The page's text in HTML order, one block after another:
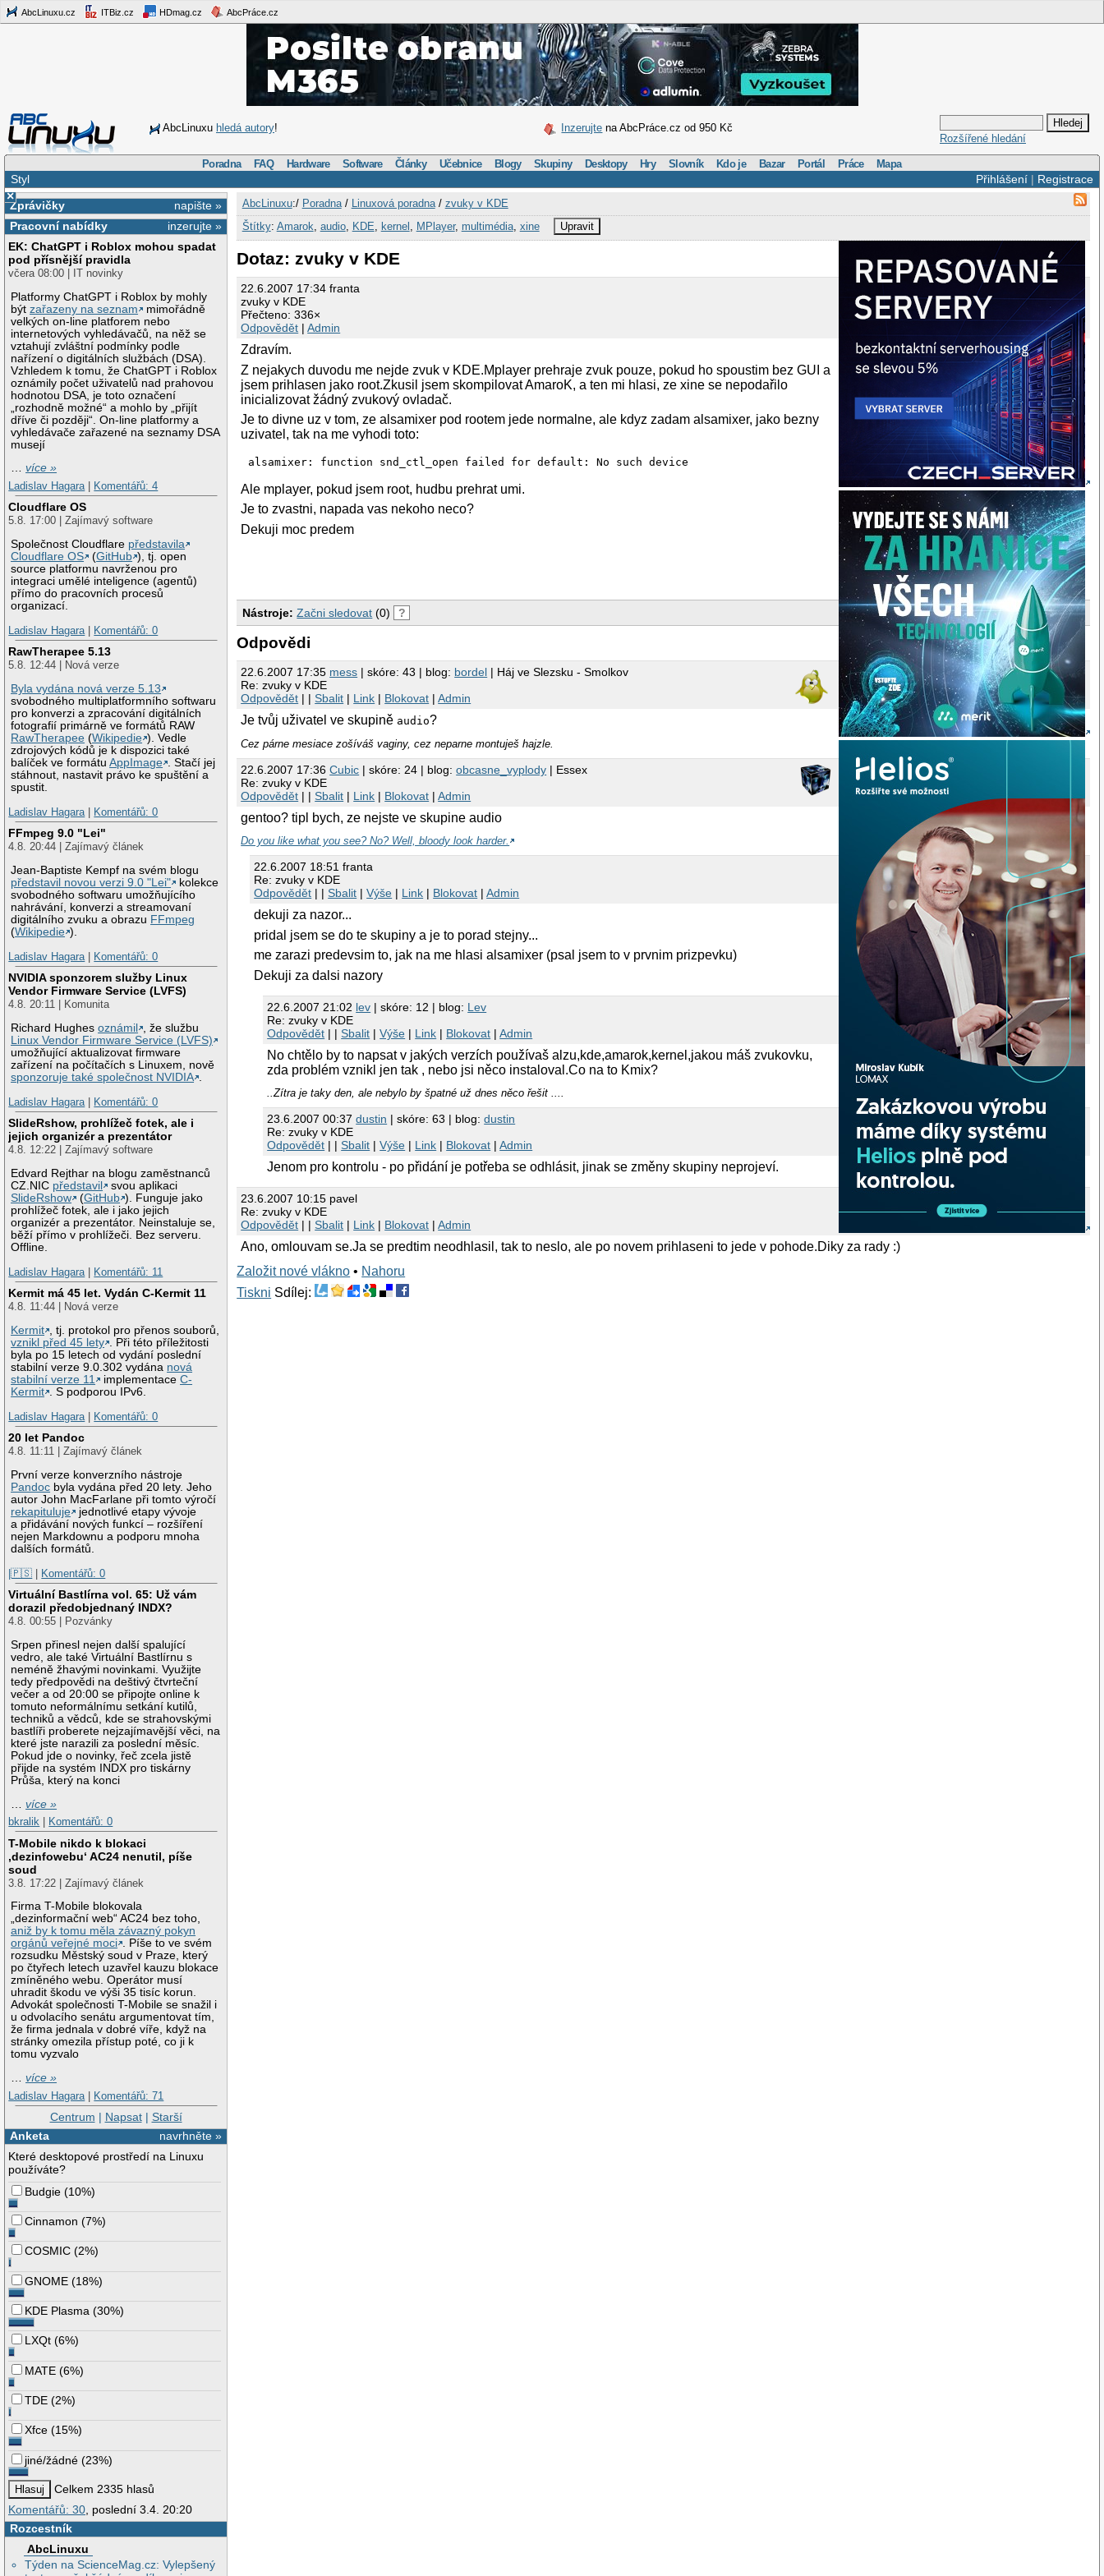
AbcLinuxu.cz ITBiz.cz HDmag.cz AbcPráce.cz
AbcLinuxu hledá autory! Inzerujte na AbcPráce.cz od 950 Kč
Rozšířené hledání
Poradna FAQ Hardware Software Články Učebnice Blogy Skupiny Desktopy Hry Slovník Kdo je Bazar Portál Práce Mapa
Přihlášení| Registrace
Styl
×
napište »
Zprávičky
inzerujte »
Pracovní nabídky
EK: ChatGPT i Roblox mohou spadat
pod přísnější pravidla
včera 08:00 | IT novinky
Platformy ChatGPT i Roblox by mohly
býtzařazeny na seznam
mimořádně
velkých on-line platforem nebo
internetových vyhledávačů, na něž se
vztahují zvláštní podmínky podle
nařízení o digitálních službách (DSA).
Vzhledem k tomu, že ChatGPT i Roblox
oznámily počet uživatelů nad prahovou
hodnotou DSA, je toto označení
„rozhodně možné“ a mohlo by „přijít
dříve či později“. On-line platformy a
vyhledávače zařazené na seznamy DSA
musejí
…více »
Ladislav Hagara
Komentářů: 4
Cloudflare OS
5.8. 17:00 | Zajímavý software
Společnost Cloudflare představila
Cloudflare OS
(GitHub ), tj. open
source platformu navrženou pro
integraci umělé inteligence (agentů)
přímo do pracovních procesů
organizací.
Ladislav Hagara
Komentářů: 0
RawTherapee 5.13
5.8. 12:44 | Nová verze
Byla vydána nová verze 5.13
svobodného multiplatformního softwaru
pro konverzi a zpracování digitálních
fotografií primárně ve formátů RAW
RawTherapee (Wikipedie ). Vedle
zdrojových kódů je k dispozici také
balíček ve formátuAppImage . Stačí jej
stáhnout, nastavit právo ke spuštění a
spustit.
Ladislav Hagara
Komentářů: 0
FFmpeg 9.0 "Lei"
4.8. 20:44 | Zajímavý článek
Jean-Baptiste Kempf na svém blogu
představil novou verzi 9.0 "Lei"
kolekce
svobodného softwaru umožňujícího
nahrávání, konverzi a streamovaní
digitálního zvuku a obrazu FFmpeg
(Wikipedie ).
Ladislav Hagara
Komentářů: 0
NVIDIA sponzorem služby Linux
Vendor Firmware Service (LVFS)
4.8. 20:11 | Komunita
Richard Hughesoznámil
, že službu
Linux Vendor Firmware Service (LVFS)
umožňující aktualizovat firmware
zařízení na počítačích s Linuxem, nově
sponzoruje také společnost NVIDIA .
Ladislav Hagara | Komentářů: 0
SlideRshow, prohlížeč fotek, ale i
jejich organizér a prezentátor
4.8. 12:22 | Zajímavý software
Edvard Rejthar na blogu zaměstnanců
CZ.NIC představil
svou aplikaci
SlideRshow
(GitHub ). Funguje jako
prohlížeč fotek, ale i jako jejich
organizér a prezentátor. Neinstaluje se,
běží přímo v prohlížeči. Bez serveru.
Offline.
Ladislav Hagara | Komentářů: 11
Kermit má 45 let. Vydán C-Kermit 11
4.8. 11:44 | Nová verze
Kermit , tj. protokol pro přenos souborů,
vznikl před 45 lety . Při této příležitosti
byla po 15 letech od vydání poslední
stabilní verze 9.0.302 vydána nová
stabilní verze 11
implementaceC-
Kermit . S podporou IPv6.
Ladislav Hagara | Komentářů: 0
20 let Pandoc
4.8. 11:11 | Zajímavý článek
První verze konverzního nástroje
Pandoc byla vydána před 20 lety. Jeho
autor John MacFarlane při tomto výročí
rekapituluje
jednotlivé etapy vývoje
a přidávání nových funkcí – rozšíření
nejen Markdownu a podporu mnoha
dalších formátů.
|🇵🇸 | Komentářů: 0
Virtuální Bastlírna vol. 65: Už vám
dorazil předobjednaný INDX?
4.8. 00:55 | Pozvánky
Srpen přinesl nejen další spalující
vedro, ale také Virtuální Bastlírnu s
neméně žhavými novinkami. Využijte
tedy předpovědi na deštivý čtvrteční
večer a od 20:00 se připojte online k
tomuto neformálnímu setkání kutilů,
techniků a vědců, kde se strahovskými
bastlíři proberete nejzajímavější věci, na
které jste narazili za poslední měsíc.
Pokud jde o novinky, řeč zcela jistě
přijde na systém INDX pro tiskárny
Průša, který na konci
…více »
bkralik
Komentářů: 0
T-Mobile nikdo k blokaci
‚dezinfowebu‘ AC24 nenutil, píše
soud
3.8. 17:22 | Zajímavý článek
Firma T-Mobile blokovala
„dezinformační web“ AC24 bez toho,
aniž by k tomu měla závazný pokyn
orgánů veřejné moci . Píše to ve svém
rozsudku Městský soud v Praze, který
po čtyřech letech uzavřel kauzu blokace
zmíněného webu. Operátor musí
uhradit škodu ve výši 35 tisíc korun.
Advokát společnosti T-Mobile se snažil i
u odvolacího senátu argumentovat tím,
že firma jednala v dobré víře, když na
stránky omezila přístup poté, co ji k
tomu vyzvalo
…více »
Ladislav Hagara | Komentářů: 71
Centrum | Napsat| Starší
navrhněte »
Anketa
Které desktopové prostředí na Linuxu
používáte?
Budgie (10%)
Cinnamon (7%)
COSMIC (2%)
GNOME (18%)
KDE Plasma (30%)
LXQt (6%)
MATE (6%)
TDE (2%)
Xfce (15%)
jiné/žádné (23%)
Celkem 2335 hlasů
Komentářů: 30, poslední 3.4. 20:20
Rozcestník
AbcLinuxu
Týden na ScienceMag.cz: Vylepšený
AbcLinuxu:/ Poradna/ Linuxová poradna/ zvuky v KDE
Štítky: Amarok audio, KDE kernel MPlayer, multimédia, xine Upravit
Dotaz: zvuky v KDE
22.6.2007 17:34 franta
zvuky v KDE
Přečteno: 336×
Odpovědět |Admin
Zdravím.
Z nejakych duvodu me nejde zvuk v KDE.Mplayer prehraje zvuk pouze, pokud ho spoustim bez GUI a
jsem prihlasen jako root.Zkusil jsem skompilovat AmaroK, a ten mi hlasi, ze xine se nepodařilo
inicializovat žádný zvukový ovladač.
Je to divne uz v tom, ze alsamixer pod rootem jede normalne, ale kdyz zadam alsamixer, jako bezny
uzivatel, tak na me vyhodi toto:
alsamixer: function snd_ctl_open failed for default: No such device
Ale mplayer, pokud jsem root, hudbu prehrat umi.
Je to zvastni, napada vas nekoho neco?
Dekuji moc predem
Nástroje: Začni sledovat (0) ?
Odpovědi
22.6.2007 17:35 mess | skóre: 43 | blog: bordel | Háj ve Slezsku - Smolkov
Re: zvuky v KDE
Odpovědět | |Sbalit | Link | Blokovat |Admin
Je tvůj uživatel ve skupině audio?
Cez párne mesiace zošíváš vaginy, cez neparne montuješ hajzle.
22.6.2007 17:36Cubic | skóre: 24 | blog:obcasne_vyplody | Essex
Re: zvuky v KDE
Odpovědět | |Sbalit | Link | Blokovat |Admin
gentoo? tipl bych, ze nejste ve skupine audio
Do you like what you see? No? Well, bloody look harder.
22.6.2007 18:51 franta
Re: zvuky v KDE
Odpovědět | |Sbalit |Výše | Link | Blokovat |Admin
dekuji za nazor...
pridal jsem se do te skupiny a je to porad stejny...
me zarazi predevsim to, jak na me hlasi alsamixer (psal jsem to v prvnim prizpevku)
Dekuji za dalsi nazory
22.6.2007 21:02 lev | skóre: 12 | blog: Lev
Re: zvuky v KDE
Odpovědět | |Sbalit |Výše | Link | Blokovat |Admin
No chtělo by to napsat v jakých verzích používaš alzu,kde,amarok,kernel,jakou máš zvukovku,
zda problém vznikl jen tak , nebo jsi něco instaloval.Co na to Kmix?
..Zítra je taky den, ale nebylo by špatné už dnes něco řešit ....
23.6.2007 00:37dustin | skóre: 63 | blog:dustin
Re: zvuky v KDE
Odpovědět | |Sbalit |Výše | Link | Blokovat |Admin
Jenom pro kontrolu - po přidání je potřeba se odhlásit, jinak se změny skupiny neprojeví.
23.6.2007 10:15 pavel
Re: zvuky v KDE
Odpovědět | |Sbalit | Link | Blokovat |Admin
Ano, omlouvam se.Ja se predtim neodhlasil, tak to neslo, ale po novem prihlaseni to jede v pohode.Diky za rady :)
Založit nové vlákno • Nahoru
Tiskni Sdílej: